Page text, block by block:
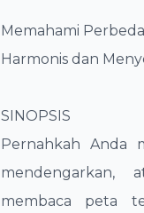
​Memahami
Harmonis dan
​SINOPSIS
​Pernahkah Anda
mendengarkan,
membaca peta